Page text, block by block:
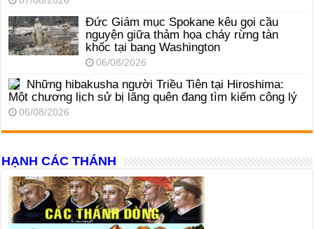
Đức Giám mục Spokane kêu gọi cầu
nguyện giữa thảm họa cháy rừng tàn
khốc tại bang Washington
06/08/2026
Những hibakusha người Triều Tiên tại Hiroshima:
Một chương lịch sử bị lãng quên đang tìm kiếm công lý
06/08/2026
HẠNH CÁC THÁNH